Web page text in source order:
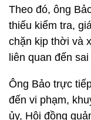
Theo đó, ông
thiếu kiểm tra,
chặn kịp thời và
liên quan đến
Ông Bảo trực
đến vi phạm,
ủy, Hội đồng